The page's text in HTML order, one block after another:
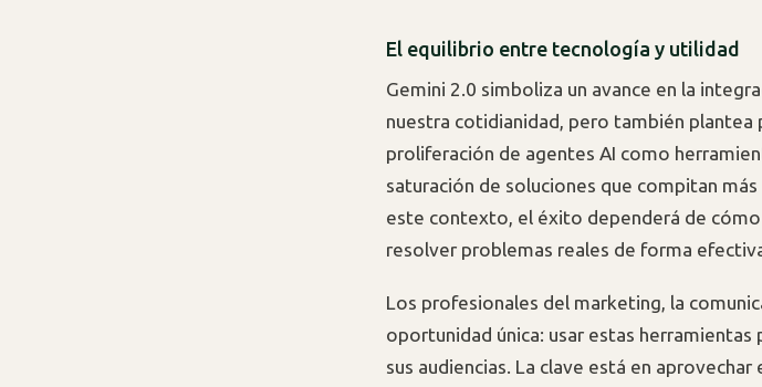
El equilibrio entre tecnología y utilidad
Gemini 2.0 simboliza un avance en la
nuestra cotidianidad, pero también plantea
proliferación de agentes AI como
saturación de soluciones que compitan
este contexto, el éxito dependerá de
resolver problemas reales de forma
Los profesionales del marketing, la
oportunidad única: usar estas
sus audiencias. La clave está en